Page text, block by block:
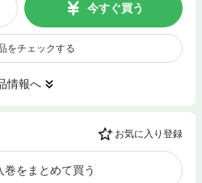
今すぐ買う
をチェックする
情報へ
お気に入り登録
巻をまとめて買う